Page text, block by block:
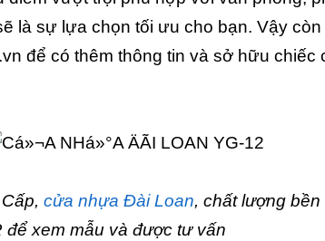
là sự lựa chọn tối ưu cho bạn. Vậy
để có thêm thông tin và sở hữu chiếc
cửa nhựa Đài Loan, chất lượng bền
xem mẫu và được tư vấn